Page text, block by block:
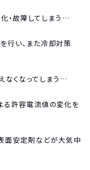
・故障してしまう…
行い、また冷却対策
なくなってしまう…
る許容電流値の変化を
面安定剤などが大気中